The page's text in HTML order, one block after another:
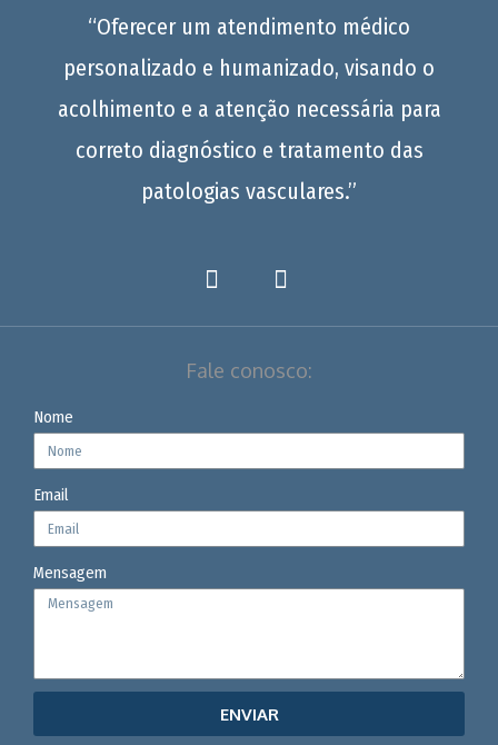
“Oferecer um atendimento médico
personalizado e humanizado, visando o
acolhimento e a atenção necessária para
correto diagnóstico e tratamento das
patologias vasculares.”
Fale conosco:
Nome
Email
Mensagem
ENVIAR